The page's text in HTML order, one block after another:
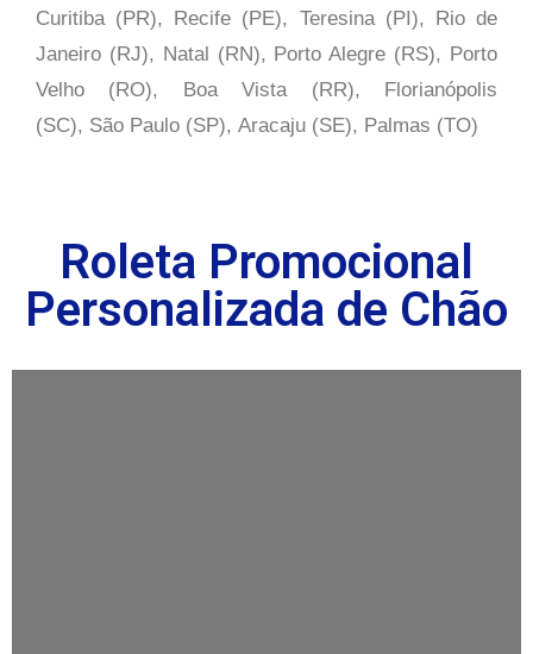
Curitiba (PR), Recife (PE), Teresina (PI), Rio de
Janeiro (RJ), Natal (RN), Porto Alegre (RS), Porto
Velho (RO), Boa Vista (RR), Florianópolis
(SC), São Paulo (SP), Aracaju (SE), Palmas (TO)
Roleta Promocional
Personalizada de Chão